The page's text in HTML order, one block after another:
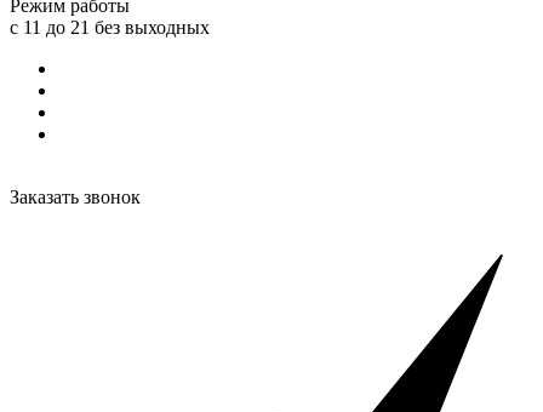
Режим работы
с 11 до 21 без выходных
Заказать звонок